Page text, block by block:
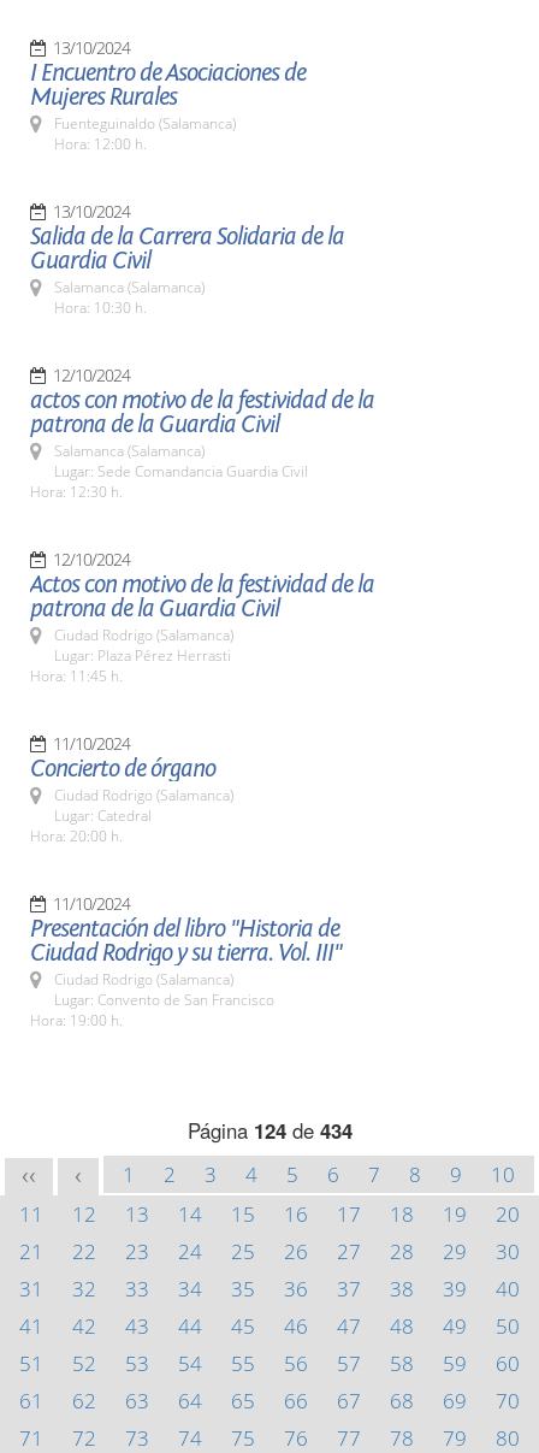
13/10/2024
I Encuentro de Asociaciones de
Mujeres Rurales
Fuenteguinaldo (Salamanca)
Hora: 12:00 h.
13/10/2024
Salida de la Carrera Solidaria de la
Guardia Civil
Salamanca (Salamanca)
Hora: 10:30 h.
12/10/2024
actos con motivo de la festividad de la
patrona de la Guardia Civil
Salamanca (Salamanca)
Lugar: Sede Comandancia Guardia Civil
Hora: 12:30 h.
12/10/2024
Actos con motivo de la festividad de la
patrona de la Guardia Civil
Ciudad Rodrigo (Salamanca)
Lugar: Plaza Pérez Herrasti
Hora: 11:45 h.
11/10/2024
Concierto de órgano
Ciudad Rodrigo (Salamanca)
Lugar: Catedral
Hora: 20:00 h.
11/10/2024
Presentación del libro "Historia de
Ciudad Rodrigo y su tierra. Vol. III"
Ciudad Rodrigo (Salamanca)
Lugar: Convento de San Francisco
Hora: 19:00 h.
Página 124de 434
<< < 1 2 3 4 5 6 7 8 9
10
11
12 13 14 15 16 17 18 19
20
21
22 23 24 25 26 27 28 29
30
31
32 33 34 35 36 37 38 39
40
41
42 43 44 45 46 47 48 49
50
51
52 53 54 55 56 57 58 59
60
61
62 63 64 65 66 67 68 69
70
71
72 73 74 75 76 77 78 79
80